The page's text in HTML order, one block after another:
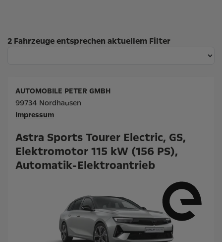
Suchergebnisse
2 Fahrzeuge entsprechen aktuellem Filter
Astra Sports Tourer Electric, GS,
Elektromotor 115 kW (156 PS),
Automatik-Elektroantrieb
AUTOMOBILE PETER GMBH
99734 Nordhausen
Impressum